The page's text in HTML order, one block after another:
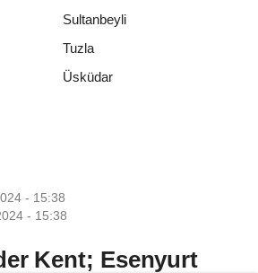
Sultanbeyli
Tuzla
Üsküdar
- 15:38
- 15:38
Kent; Esenyurt